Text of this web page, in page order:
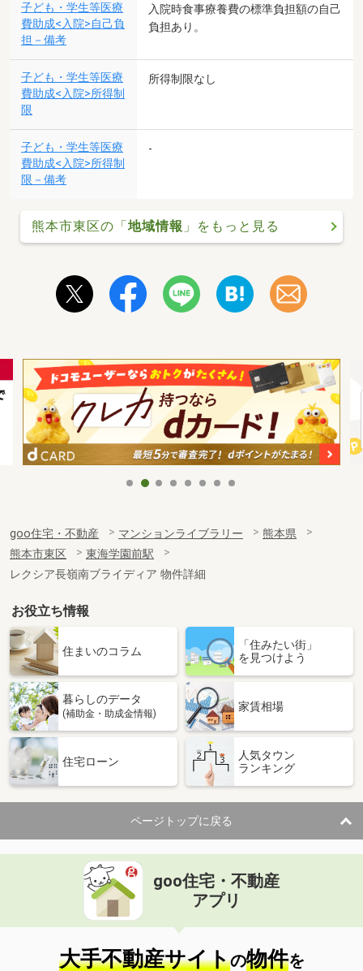
子ども・学生等医療
費助成<入院>自己負
担－備考
入院時食事療養費の標準負担額の自己
負担あり。
子ども・学生等医療
費助成<入院>所得制
限
所得制限なし
子ども・学生等医療
費助成<入院>所得制
限－備考
-
熊本市東区の「地域情報 」をもっと見る
goo住宅・不動産 マンションライブラリー
熊本県
熊本市東区
東海学園前駅
レクシア長嶺南ブライディア 物件詳細
お役立ち情報
住まいのコラム
「住みたい街」
を見つけよう
暮らしのデータ
(補助金・助成金情報)
家賃相場
住宅ローン
人気タウン
ランキング
ページトップに戻る
goo住宅・不動産
アプリ
大手不動産サイトの物件を